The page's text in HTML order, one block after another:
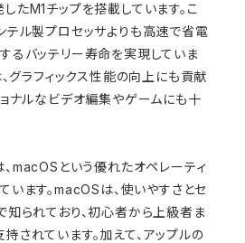
たM1チップを搭載しています。こ
テル製プロセッサよりも高速で省電
るバッテリー寿命を実現していま
、グラフィックス性能の向上にも貢献
ョナルなビデオ編集やゲームにも十
macOSという優れたオペレーティ
います。macOSは、使いやすさとセ
知られており、初心者から上級者ま
されています。加えて、アップルの